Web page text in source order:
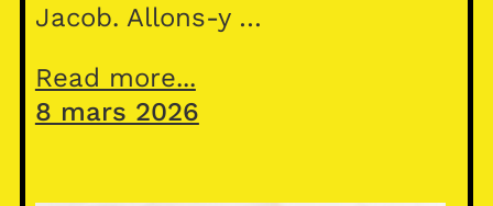
Jacob. Allons-y …
Read more...
8 mars 2026